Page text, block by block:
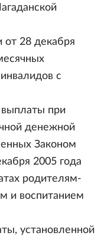
от 28 декабря
с
при
денежной
Законом
2005 года
родителям-
и воспитанием
установленной